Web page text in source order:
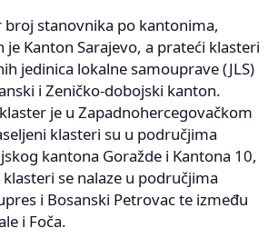
broj stanovnika po kantonima,
je Kanton Sarajevo, a prateći klasteri
jedinica lokalne samouprave (JLS)
i Zeničko-dobojski kanton.
je u Zapadnohercegovačkom
klasteri su u područjima
kantona Goražde i Kantona 10,
se nalaze u područjima
i Bosanski Petrovac te između
i Foča.